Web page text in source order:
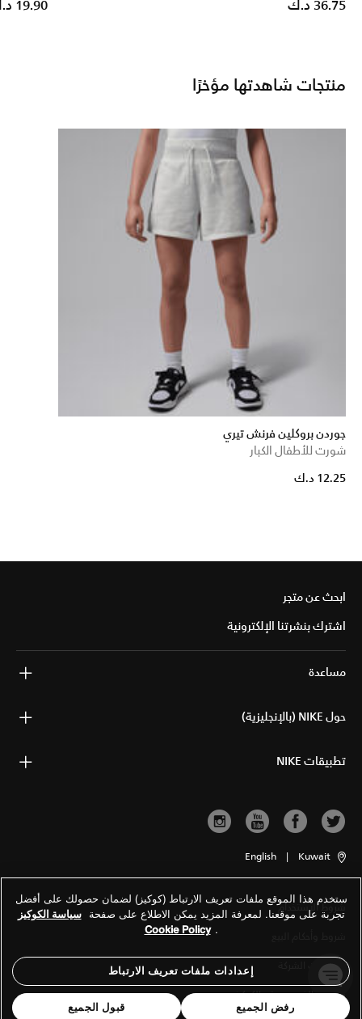
36.75 د.ك
Price reduced from
19.90 د.ك
منتجات شاهدتها مؤخرًا
جوردن بروكلين فرنش تيري
شورت للأطفال الكبار
12.25 د.ك
ابحث عن متجر
اشترك بنشرتنا الإلكترونية
مساعدة
حول NIKE (بالإنجليزية)
تطبيقات NIKE
Kuwait
|
English
شروط الاستخدام
معلومات الشركة
سياسة الخصوصية والكوكيز
ستخدم هذا الموقع ملفات تعريف الارتباط (كوكيز) لضمان حصولك على أفضل
تجربة على موقعنا. لمعرفة المزيد يمكن الاطلاع على صفحة سياسة الكوكيز
.
Cookie Policy
إعدادات ملفات تعريف الارتباط
رفض الجميع قبول الجميع